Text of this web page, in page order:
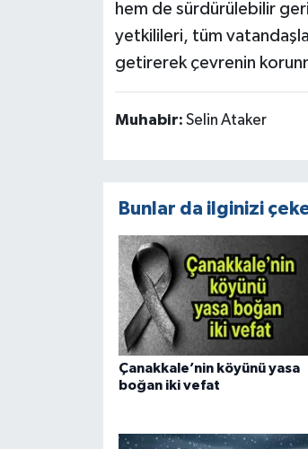
hem de sürdürülebilir geri
yetkilileri, tüm
getirerek çevrenin
Muhabir: Selin Ataker
Bunlar da ilginizi
Çanakkale’nin köyünü yasa
boğan iki vefat